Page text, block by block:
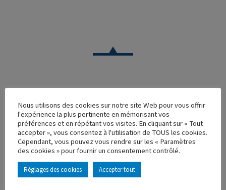
CAMION
RENAULT R340 C.T.S
Réf. : 110210
Rupture de stock
Caractéristique principales :
Nous utilisons des cookies sur notre site Web pour vous offrir
l'expérience la plus pertinente en mémorisant vos
préférences et en répétant vos visites. En cliquant sur « Tout
accepter », vous consentez à l'utilisation de TOUS les cookies.
Cependant, vous pouvez vous rendre sur les « Paramètres
des cookies » pour fournir un consentement contrôlé.
Réglages des cookies Accepter tout